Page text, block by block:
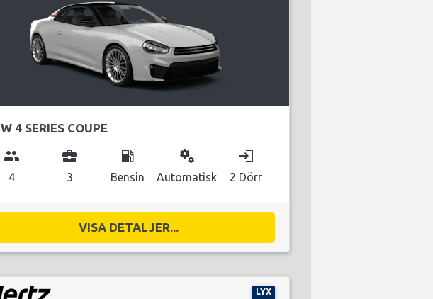
4 SERIES COUPE
group
4
business_center
3
local_gas_station
Bensin
miscellaneous_services
Automatisk
login
2 Dörr
VISA DETALJER...
LYX